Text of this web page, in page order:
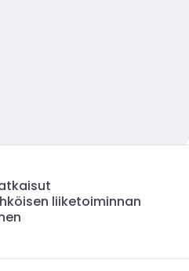
liiketoiminnan